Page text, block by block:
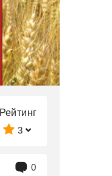
Рейтинг
3
0